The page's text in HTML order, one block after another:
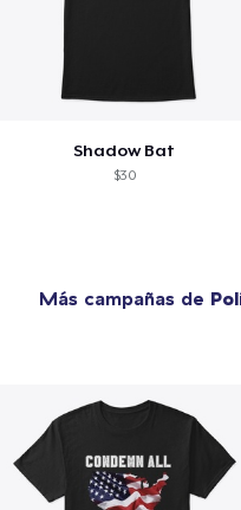
Shadow Bat
$30
Más campañas de